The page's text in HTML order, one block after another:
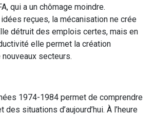
qui a un chômage moindre.
reçues, la mécanisation ne crée
détruit des emplois certes, mais en
elle permet la création
secteurs.
1974-1984 permet de comprendre
situations d’aujourd’hui. À l’heure